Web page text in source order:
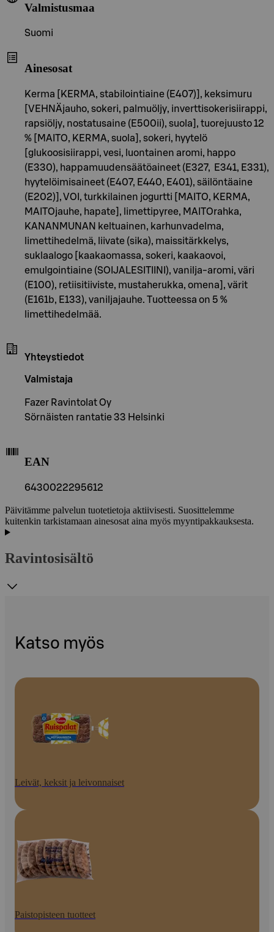
Valmistusmaa
Suomi
Ainesosat
Kerma [KERMA, stabilointiaine (E407)], keksimuru
[VEHNÄjauho, sokeri, palmuöljy, inverttisokerisiirappi,
rapsiöljy, nostatusaine (E500ii), suola], tuorejuusto 12
% [MAITO, KERMA, suola], sokeri, hyytelö
[glukoosisiirappi, vesi, luontainen aromi, happo
(E330), happamuudensäätöaineet (E327, E341, E331),
hyytelöimisaineet (E407, E440, E401), säilöntäaine
(E202)], VOI, turkkilainen jogurtti [MAITO, KERMA,
MAITOjauhe, hapate], limettipyree, MAITOrahka,
KANANMUNAN keltuainen, karhunvadelma,
limettihedelmä, liivate (sika), maissitärkkelys,
suklaalogo [kaakaomassa, sokeri, kaakaovoi,
emulgointiaine (SOIJALESITIINI), vanilja-aromi, väri
(E100), retiisitiiviste, mustaherukka, omena], värit
(E161b, E133), vaniljajauhe. Tuotteessa on 5 %
limettihedelmää.
Yhteystiedot
Valmistaja
Fazer Ravintolat Oy
Sörnäisten rantatie 33 Helsinki
EAN
6430022295612
Päivitämme palvelun tuotetietoja aktiivisesti. Suosittelemme
kuitenkin tarkistamaan ainesosat aina myös myyntipakkauksesta.
Ravintosisältö
Katso myös
Leivät, keksit ja leivonnaiset
Paistopisteen tuotteet